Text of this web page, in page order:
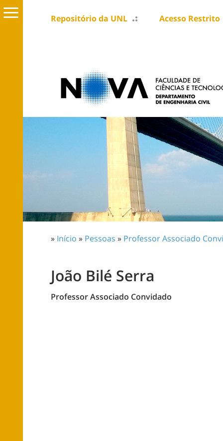
Repositório da UNL Acesso Restrito
» Início » Pessoas » Professor Associado
João Bilé Serra
Professor Associado Convidado